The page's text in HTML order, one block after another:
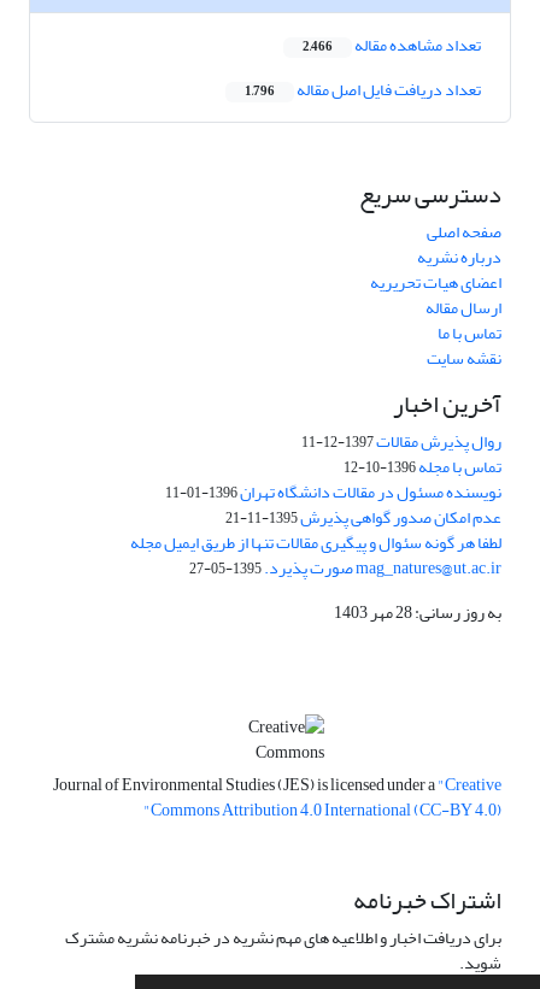
تعداد مشاهده مقاله 2,466
تعداد دریافت فایل اصل مقاله 1,796
دسترسی سریع
صفحه اصلی
درباره نشریه
اعضای هیات تحریریه
ارسال مقاله
تماس با ما
نقشه سایت
آخرین اخبار
روال پذیرش مقالات1397-12-11
تماس با مجله1396-10-12
نویسنده مسئول در مقالات دانشگاه تهران1396-01-11
عدم امکان صدور گواهی پذیرش1395-11-21
لطفا هر گونه سئوال و پیگیری مقالات تنها از طریق ایمیل مجله
mag_natures@ut.ac.ir صورت پذیرد. 1395-05-27
به روز رسانی: 28 مهر 1403
Journal of Environmental Studies (JES) is licensed under a"Creative
Commons Attribution 4.0 International (CC-BY 4.0)"
اشتراک خبرنامه
برای دریافت اخبار و اطلاعیه های مهم نشریه در خبرنامه نشریه مشترک
شوید.